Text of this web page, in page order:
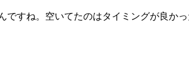
すね。空いてたのはタイミングが良かっ